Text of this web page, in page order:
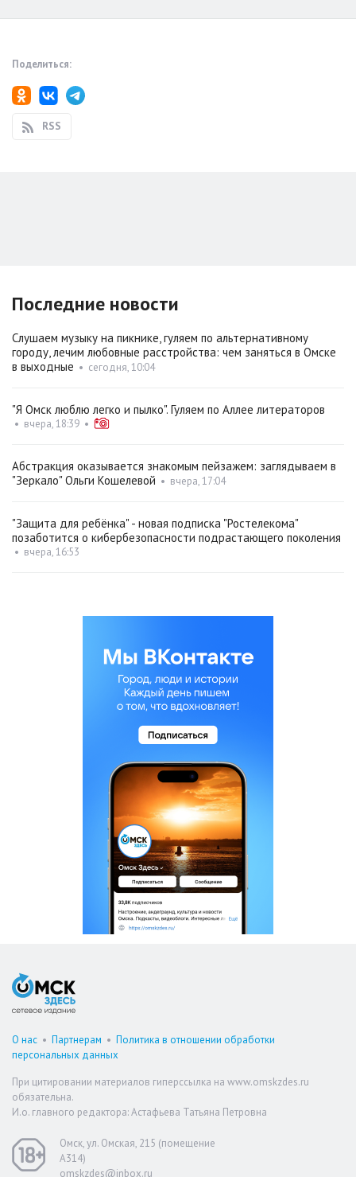
Поделиться:
RSS
Последние новости
Слушаем музыку на пикнике, гуляем по альтернативному
городу, лечим любовные расстройства: чем заняться в Омске
в выходные • сегодня, 10:04
"Я Омск люблю легко и пылко". Гуляем по Аллее литераторов
• вчера, 18:39 •
Абстракция оказывается знакомым пейзажем: заглядываем в
"Зеркало" Ольги Кошелевой • вчера, 17:04
"Защита для ребёнка" - новая подписка "Ростелекома"
позаботится о кибербезопасности подрастающего поколения
• вчера, 16:53
О нас • Партнерам • Политика в отношении обработки
персональных данных
При цитировании материалов гиперссылка на www.omskzdes.ru
обязательна.
И.о. главного редактора: Астафьева Татьяна Петровна
Омск, ул. Омская, 215 (помещение
А314)
omskzdes@inbox.ru